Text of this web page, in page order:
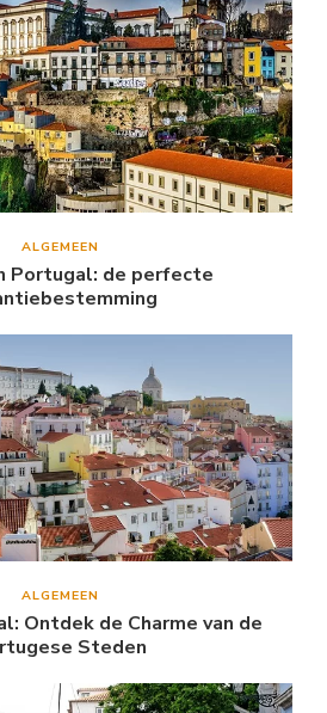
ALGEMEEN
Portugal: de perfecte
ALGEMEEN
Ontdek de Charme van de
Steden